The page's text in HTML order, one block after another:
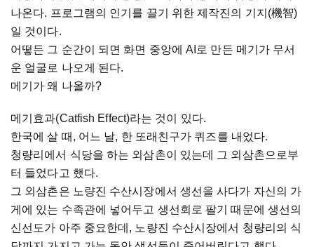
나온다. 프로그램의 인기를 끌기 위한 제작진의 기지(機智)
일 것이다.
어떻든 그 순간이 되면 화면 중앙에 AI로 만든 메기가 무서
운 얼굴로 나오게 된다.
메기가 왜 나올까?
메기효과(Catfish Effect)라는 것이 있다.
한국에 살 때, 어느 날, 한 또래친구가 퀴즈를 내었다.
청량리에서 식당을 하는 외삼촌이 있는데 그 외삼촌으로부
터 들었다고 했다.
그 외삼촌은 노량진 수산시장에서 생선을 사다가 자신의 가
게에 있는 수족관에 넣어두고 생선회로 팔기 때문에 생선의
신선도가 아주 중요한데, 노량진 수산시장에서 청량리의 식